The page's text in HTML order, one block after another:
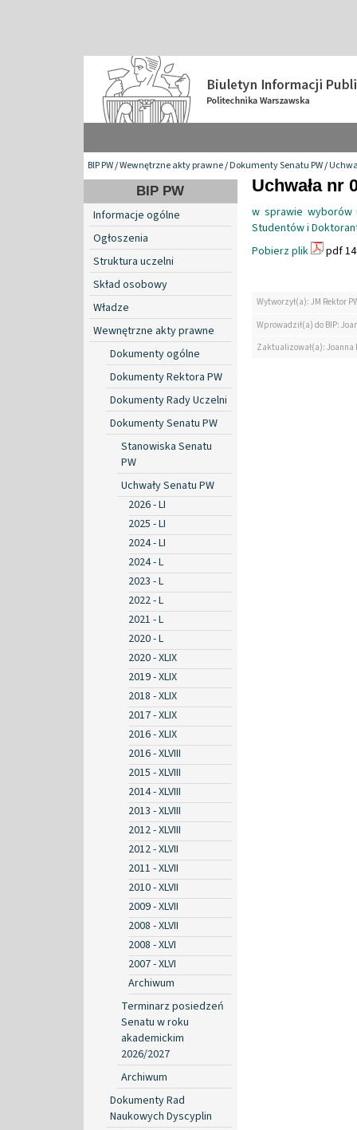
BIP PW/Wewnętrzne akty prawne/Dokumenty Senatu PW/
BIP PW
Informacje ogólne
Ogłoszenia
Struktura uczelni
Skład osobowy
Władze
Wewnętrzne akty prawne
Dokumenty ogólne
Dokumenty Rektora PW
Dokumenty Rady Uczelni
Dokumenty Senatu PW
Stanowiska Senatu
PW
Uchwały Senatu PW
2026 - LI
2025 - LI
2024 - LI
2024 - L
2023 - L
2022 - L
2021 - L
2020 - L
2020 - XLIX
2019 - XLIX
2018 - XLIX
2017 - XLIX
2016 - XLIX
2016 - XLVIII
2015 - XLVIII
2014 - XLVIII
2013 - XLVIII
2012 - XLVIII
2012 - XLVII
2011 - XLVII
2010 - XLVII
2009 - XLVII
2008 - XLVII
2008 - XLVI
2007 - XLVI
Archiwum
Terminarz posiedzeń
Senatu w roku
akademickim
2026/2027
Archiwum
Dokumenty Rad
Naukowych Dyscyplin
Uchwała nr
w sprawie wyborów
Studentów i
Pobierz plik
pdf
Wytworzył(a): JM Rektor
Wprowadził(a) do BIP:
Zaktualizował(a):